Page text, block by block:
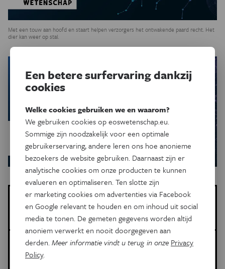
Met een touw aan hoofd en staart helpen verzorgers het ontwakende paard recht. Het
dier kan weer op stal.
Meer over de volgende onderwerpen:
Technologie
Gepubliceerd op:
16 februari 2017
Een betere surfervaring dankzij
cookies
Welke cookies gebruiken we en waarom?
We gebruiken cookies op eoswetenschap.eu.
Sommige zijn noodzakelijk voor een optimale
gebruikerservaring, andere leren ons hoe anonieme
bezoekers de website gebruiken. Daarnaast zijn er
analytische cookies om onze producten te kunnen
evalueren en optimaliseren. Ten slotte zijn
er marketing cookies om advertenties via Facebook
en Google relevant te houden en om inhoud uit social
media te tonen. De gemeten gegevens worden altijd
anoniem verwerkt en nooit doorgegeven aan
derden.Meer informatie vindt u terug in onze Privacy
Policy.